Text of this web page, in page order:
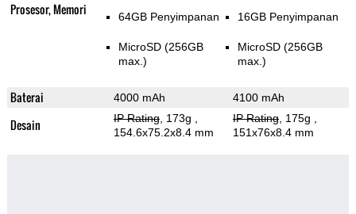
Prosesor, Memori 64GB Penyimpanan
MicroSD (256GB
max.)
16GB Penyimpanan
MicroSD (256GB
max.)
Baterai 4000 mAh 4100 mAh
Desain IP Rating, 173g
154.6x75.2x8.4 mm
IP Rating, 175g
151x76x8.4 mm